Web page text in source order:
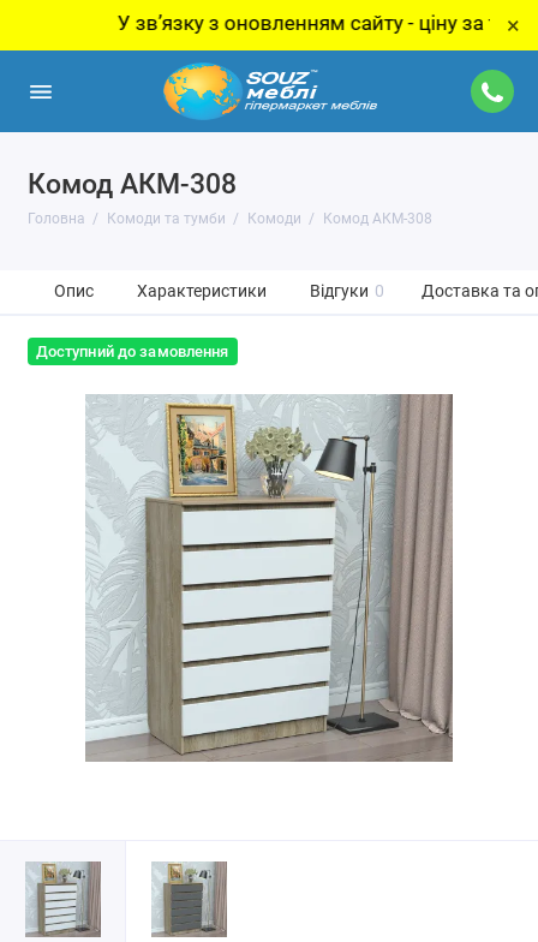
У звʼязку з оновленням сайту - ціну за товар ×
Комод АКМ-308
Головна Комоди та тумби Комоди Комод АКМ-308
Опис Характеристики Відгуки 0 Доставка та
Доступний до замовлення